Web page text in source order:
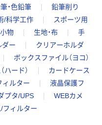
・色鉛筆
鉛筆削り
/科学工作
スポーツ用
物 生地・布
手
ダー
クリアーホルダ
ボックスファイル（ヨコ）
ハード）
カードケース
ィルター
液晶保護フ
プタ/UPS
WEBカメ
フィルター